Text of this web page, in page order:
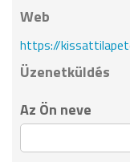
Web
https://
Üzenetküldés
Az Ön neve